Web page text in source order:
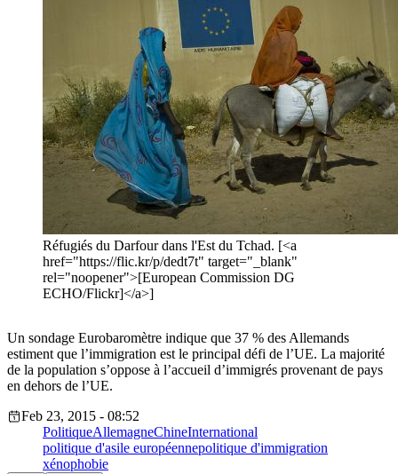
Réfugiés du Darfour dans l'Est du Tchad. [<a
href="https://flic.kr/p/dedt7t" target="_blank"
rel="noopener">[European Commission DG
ECHO/Flickr]</a>]
Un sondage Eurobaromètre indique que 37 % des Allemands
estiment que l’immigration est le principal défi de l’UE. La majorité
de la population s’oppose à l’accueil d’immigrés provenant de pays
en dehors de l’UE.
Feb 23, 2015 - 08:52
PolitiqueAllemagneChineInternational
politique d'asile européennepolitique d'immigration
xénophobie